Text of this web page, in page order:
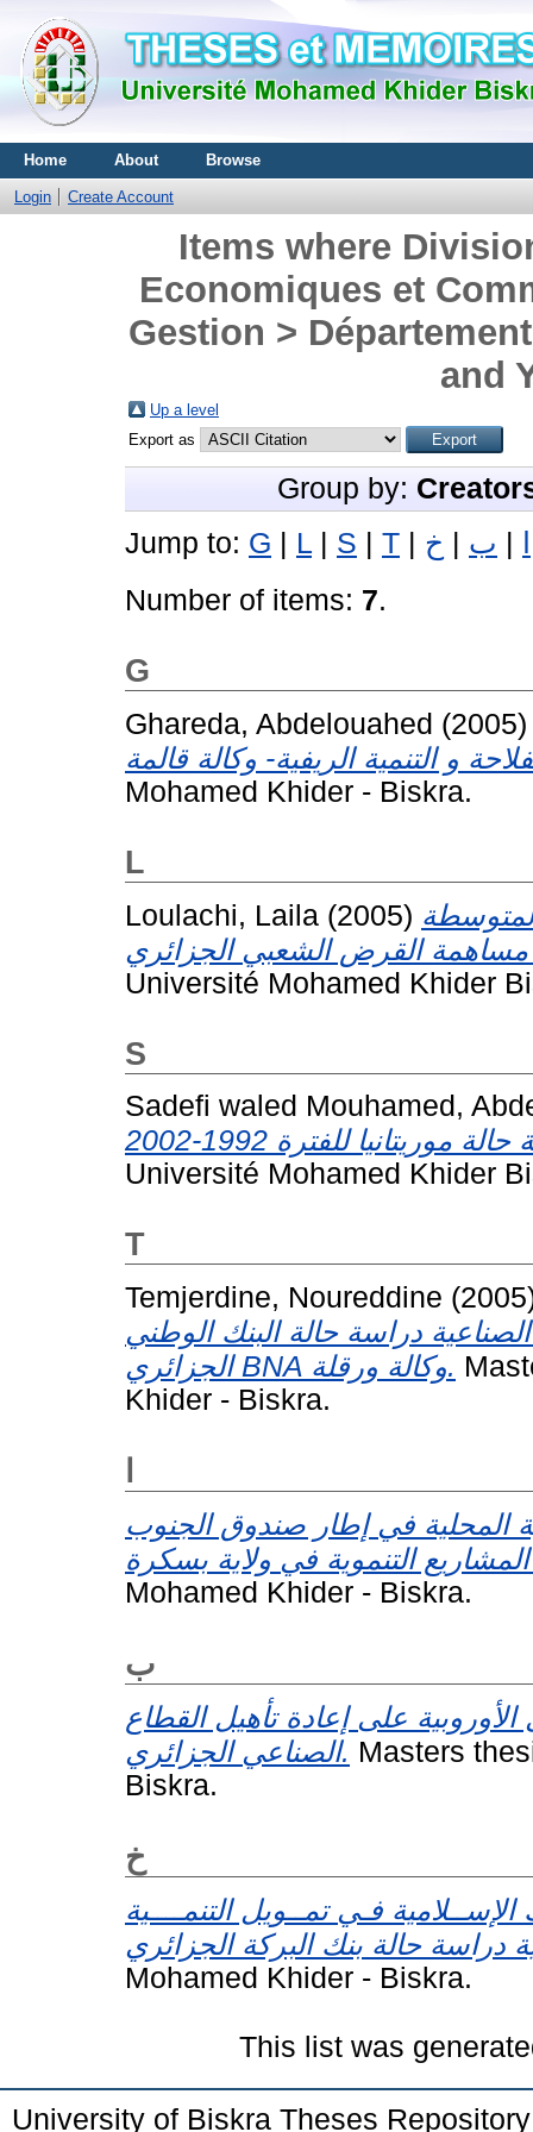
Home About Browse
Login Create Account
Items where
Economiques et
Gestion >
and
Up a level
Export as
Group by:
Jump to: G L S T ب
خ
Number of items: 7.
G
Ghareda, Abdelouahed
Mohamed Khider - Biskra.
L
Loulachi, Laila (2005)
Université Mohamed Khider
S
Sadefi waled Mouhamed,
Université Mohamed Khider
T
Temjerdine, Noureddine
دراسة حالة البنك الوطني
الجزائري BNA وكالة ورقلة.
Khider - Biskra.
المحلية في إطار صندوق الجنوب
Mohamed Khider - Biskra.
ب
الأوروبية على إعادة تأهيل القطاع
الصناعي الجزائري. Masters
Biskra.
خ
الإســلامية فـي تمــويل التنمــــية
Mohamed Khider - Biskra.
This list was
University of Biskra Theses